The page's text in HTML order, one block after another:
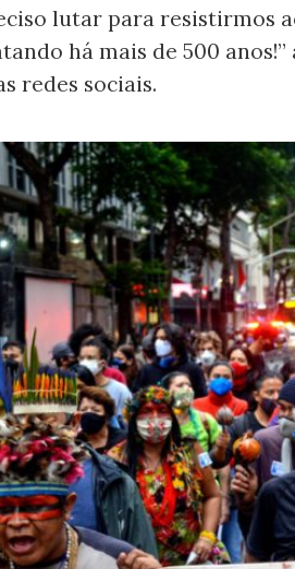
lutar para resistirmos
há mais de 500
redes sociais.